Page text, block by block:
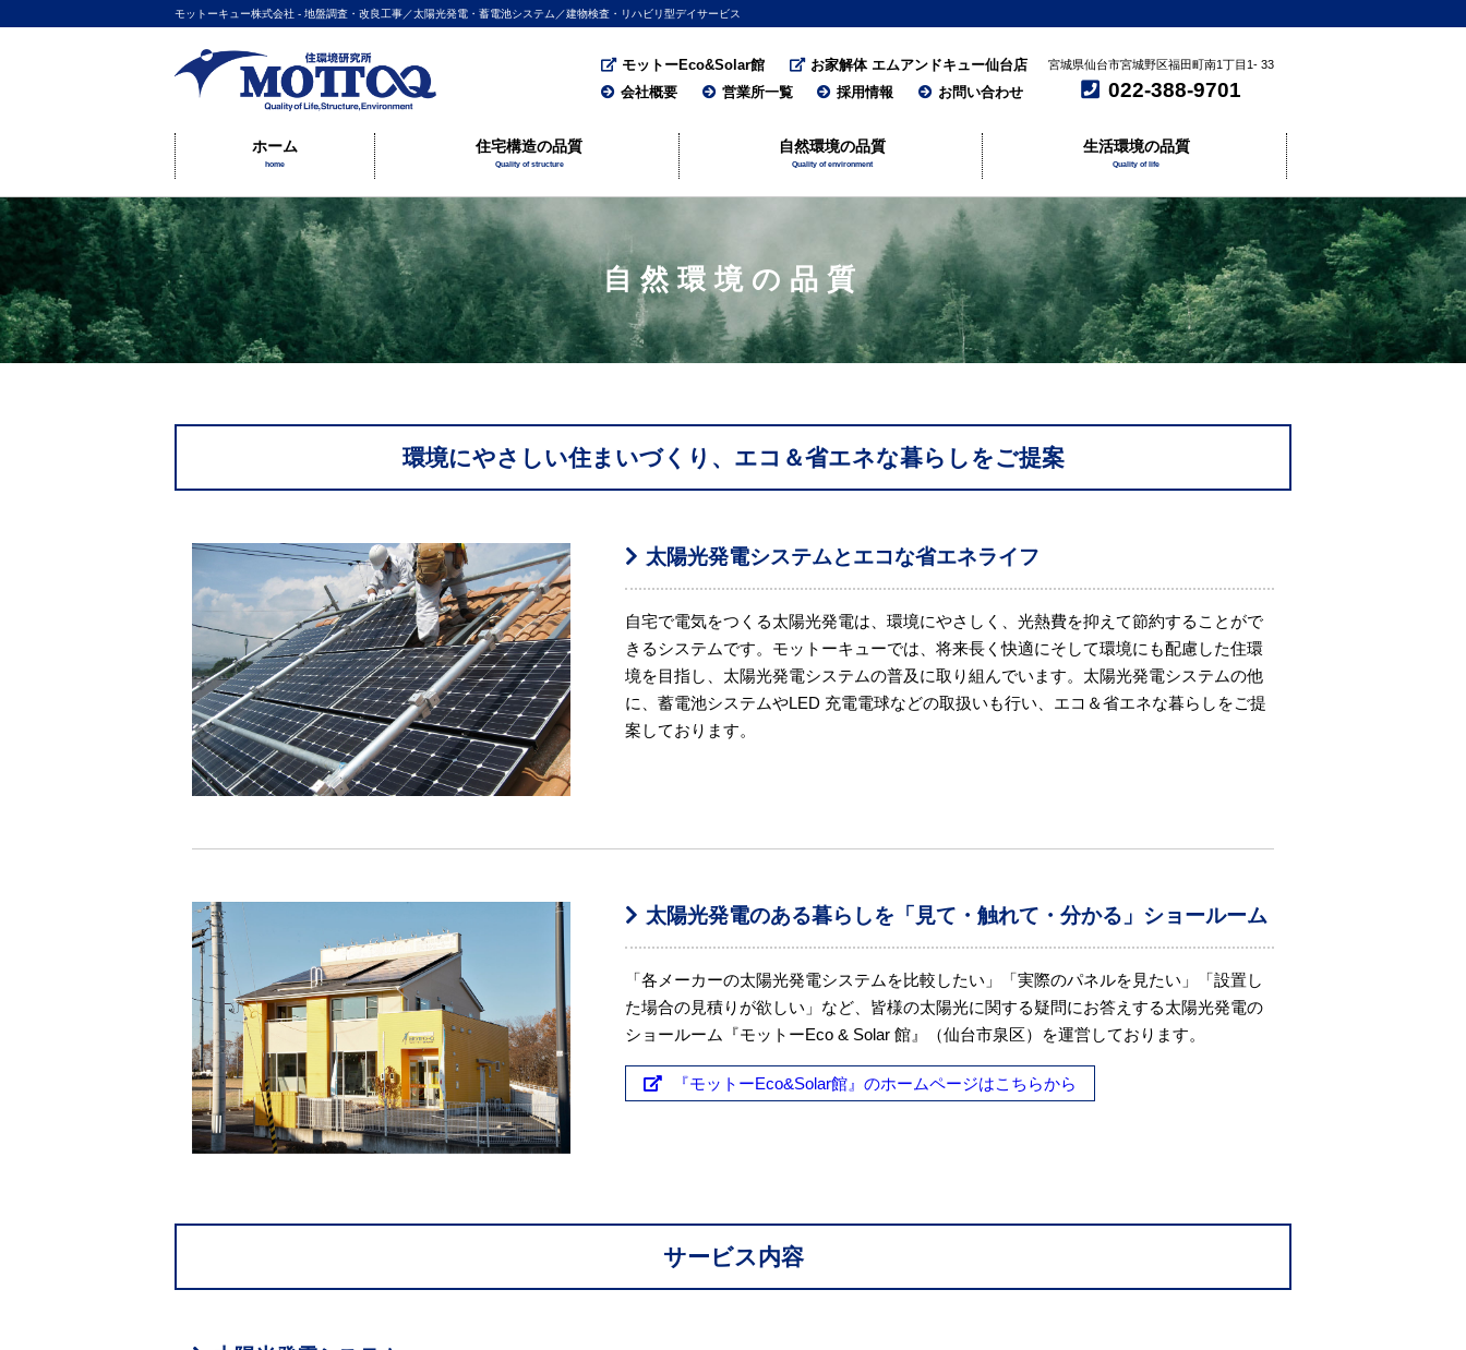
モットーキュー株式会社 - 地盤調査・改良工事／太陽光発電・蓄電池システム／建物検査・リハビリ型デイサービス
宮城県仙台市宮城野区福田町南1丁目1- 33
022-388-9701
ホーム
home
住宅構造の品質
Quality of structure
自然環境の品質
Quality of environment
生活環境の品質
Quality of life
モットーEco&Solar館
お家解体 エムアンドキュー仙台店
会社概要
営業所一覧 採用情報 お問い合わせ
自然環境の品質
環境にやさしい住まいづくり、エコ＆省エネな暮らしをご提案
太陽光発電システムとエコな省エネライフ
自宅で電気をつくる太陽光発電は、環境にやさしく、光熱費を抑えて節約することがで
きるシステムです。モットーキューでは、将来長く快適にそして環境にも配慮した住環
境を目指し、太陽光発電システムの普及に取り組んでいます。太陽光発電システムの他
に、蓄電池システムやLED 充電電球などの取扱いも行い、エコ＆省エネな暮らしをご提
案しております。
太陽光発電のある暮らしを「見て・触れて・分かる」ショールーム
「各メーカーの太陽光発電システムを比較したい」「実際のパネルを見たい」「設置し
た場合の見積りが欲しい」など、皆様の太陽光に関する疑問にお答えする太陽光発電の
ショールーム『モットーEco & Solar 館』（仙台市泉区）を運営しております。
『モットーEco&Solar館』のホームページはこちらから
サービス内容